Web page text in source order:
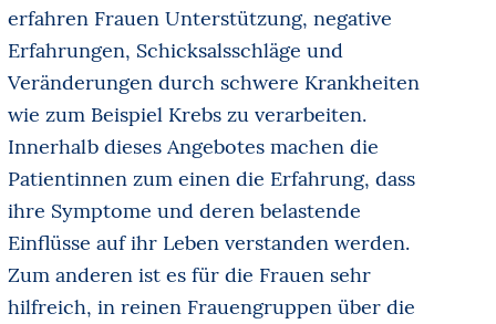
erfahren Frauen Unterstützung, negative
Erfahrungen, Schicksalsschläge und
Veränderungen durch schwere Krankheiten
wie zum Beispiel Krebs zu verarbeiten.
Innerhalb dieses Angebotes machen die
Patientinnen zum einen die Erfahrung, dass
ihre Symptome und deren belastende
Einflüsse auf ihr Leben verstanden werden.
Zum anderen ist es für die Frauen sehr
hilfreich, in reinen Frauengruppen über die